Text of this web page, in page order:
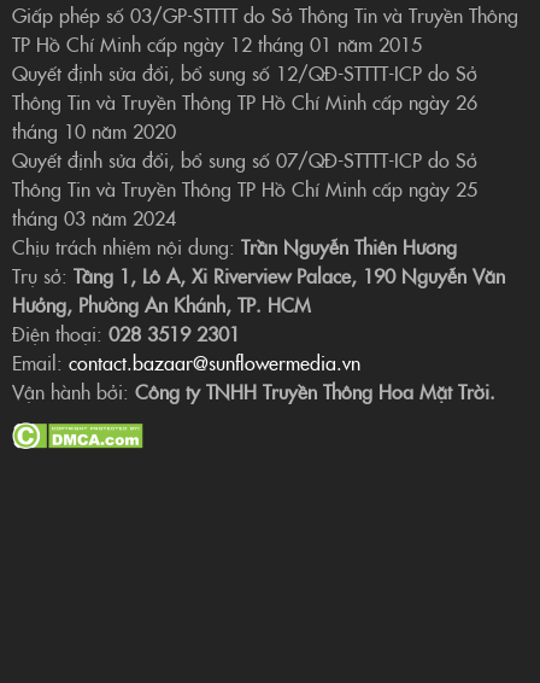
Giấp phép số 03/GP-STTTT do Sở Thông Tin và Truyền Thông
TP Hồ Chí Minh cấp ngày 12 tháng 01 năm 2015
Quyết định sửa đổi, bổ sung số 12/QĐ-STTTT-ICP do Sở
Thông Tin và Truyền Thông TP Hồ Chí Minh cấp ngày 26
tháng 10 năm 2020
Quyết định sửa đổi, bổ sung số 07/QĐ-STTTT-ICP do Sở
Thông Tin và Truyền Thông TP Hồ Chí Minh cấp ngày 25
tháng 03 năm 2024
Chịu trách nhiệm nội dung: Trần Nguyễn Thiên Hương
Trụ sở: Tầng 1, Lô A, Xi Riverview Palace, 190 Nguyễn Văn
Hưởng, Phường An Khánh, TP. HCM
Điện thoại: 028 3519 2301
Email: contact.bazaar@sunflowermedia.vn
Vận hành bởi: Công ty TNHH Truyền Thông Hoa Mặt Trời.